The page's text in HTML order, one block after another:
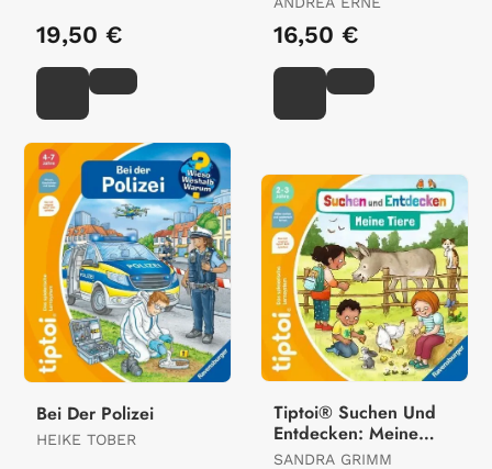
19,50 € 16,50 €
Bei Der Polizei
HEIKE TOBER
Tiptoi® Suchen Und
Entdecken: Meine
Tiere
SANDRA GRIMM